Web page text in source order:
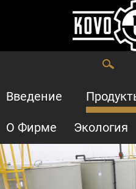
Введение
О Фирме Экология